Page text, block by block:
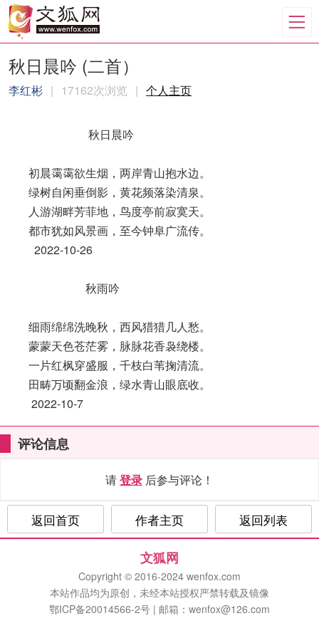
秋日晨吟 (二首）
李红彬 | 17162次浏览 | 个人主页
秋日晨吟
初晨霭霭欲生烟，两岸青山抱水边。
绿树自闲垂倒影，黄花频落染清泉。
人游湖畔芳菲地，鸟度亭前寂寞天。
都市犹如风景画，至今钟阜广流传。
2022-10-26
秋雨吟
细雨绵绵洗晚秋，西风猎猎几人愁。
蒙蒙天色苍茫雾，脉脉花香袅绕楼。
一片红枫穿盛服，千枝白苇掬清流。
田畴万顷翻金浪，绿水青山眼底收。
2022-10-7
评论信息
请登录 后参与评论！
返回首页 作者主页 返回列表
文狐网
Copyright © 2016-2024 wenfox.com
本站作品均为原创，未经本站授权严禁转载及镜像
鄂ICP备20014566-2号 | 邮箱：wenfox@126.com